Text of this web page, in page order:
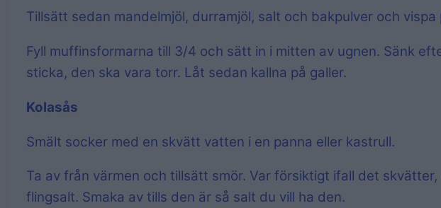
Tillsätt sedan mandelmjöl, durramjöl, salt och bakpulver och
Fyll muffinsformarna till 3/4 och sätt in i mitten av ugnen. Sänk
sticka, den ska vara torr. Låt sedan kallna på galler.
Kolasås
Smält socker med en skvätt vatten i en panna eller kastrull.
Ta av från värmen och tillsätt smör. Var försiktigt ifall det
flingsalt. Smaka av tills den är så salt du vill ha den.